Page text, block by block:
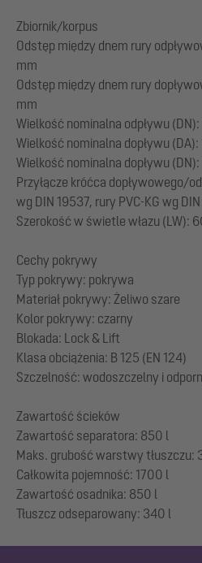
Zbiornik/korpus
Odstęp między dnem rury
mm
Odstęp między dnem rury
mm
Wielkość nominalna odpływu (DN):
Wielkość nominalna dopływu
Wielkość nominalna dopływu (DN):
Przyłącze króćca dopływowego/
wg DIN 19537, rury PVC-KG wg
Szerokość w świetle włazu (LW):
Cechy pokrywy
Typ pokrywy: pokrywa
Materiał pokrywy: Żeliwo szare
Kolor pokrywy: czarny
Blokada: Lock & Lift
Klasa obciążenia: B 125 (EN 124)
Szczelność: wodoszczelny i
Zawartość ścieków
Zawartość separatora: 850 l
Maks. grubość warstwy tłuszczu:
Całkowita pojemność: 1700 l
Zawartość osadnika: 850 l